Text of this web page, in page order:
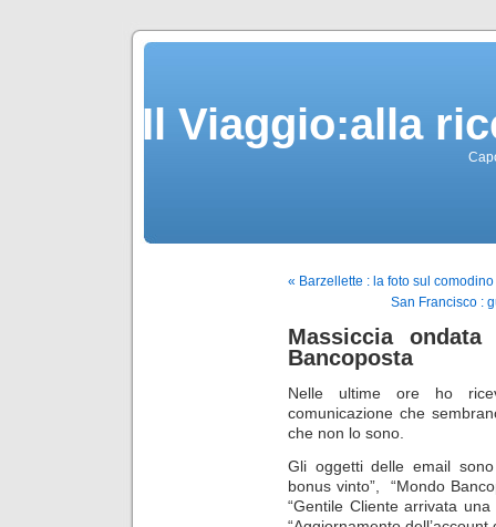
Il Viaggio:alla
« Barzellette : la foto sul comodino
San Francisco :
Massiccia
Bancoposta
Nelle ultime ore ho
comunicazione che
che non lo sono.
Gli oggetti delle email
bonus vinto”, “Mondo
“Gentile Cliente arrivata